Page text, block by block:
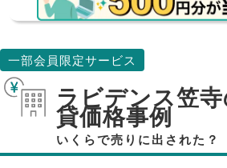
一部会員限定サービス
ラビデンス笠
貸価格事例
いくらで売りに出された？